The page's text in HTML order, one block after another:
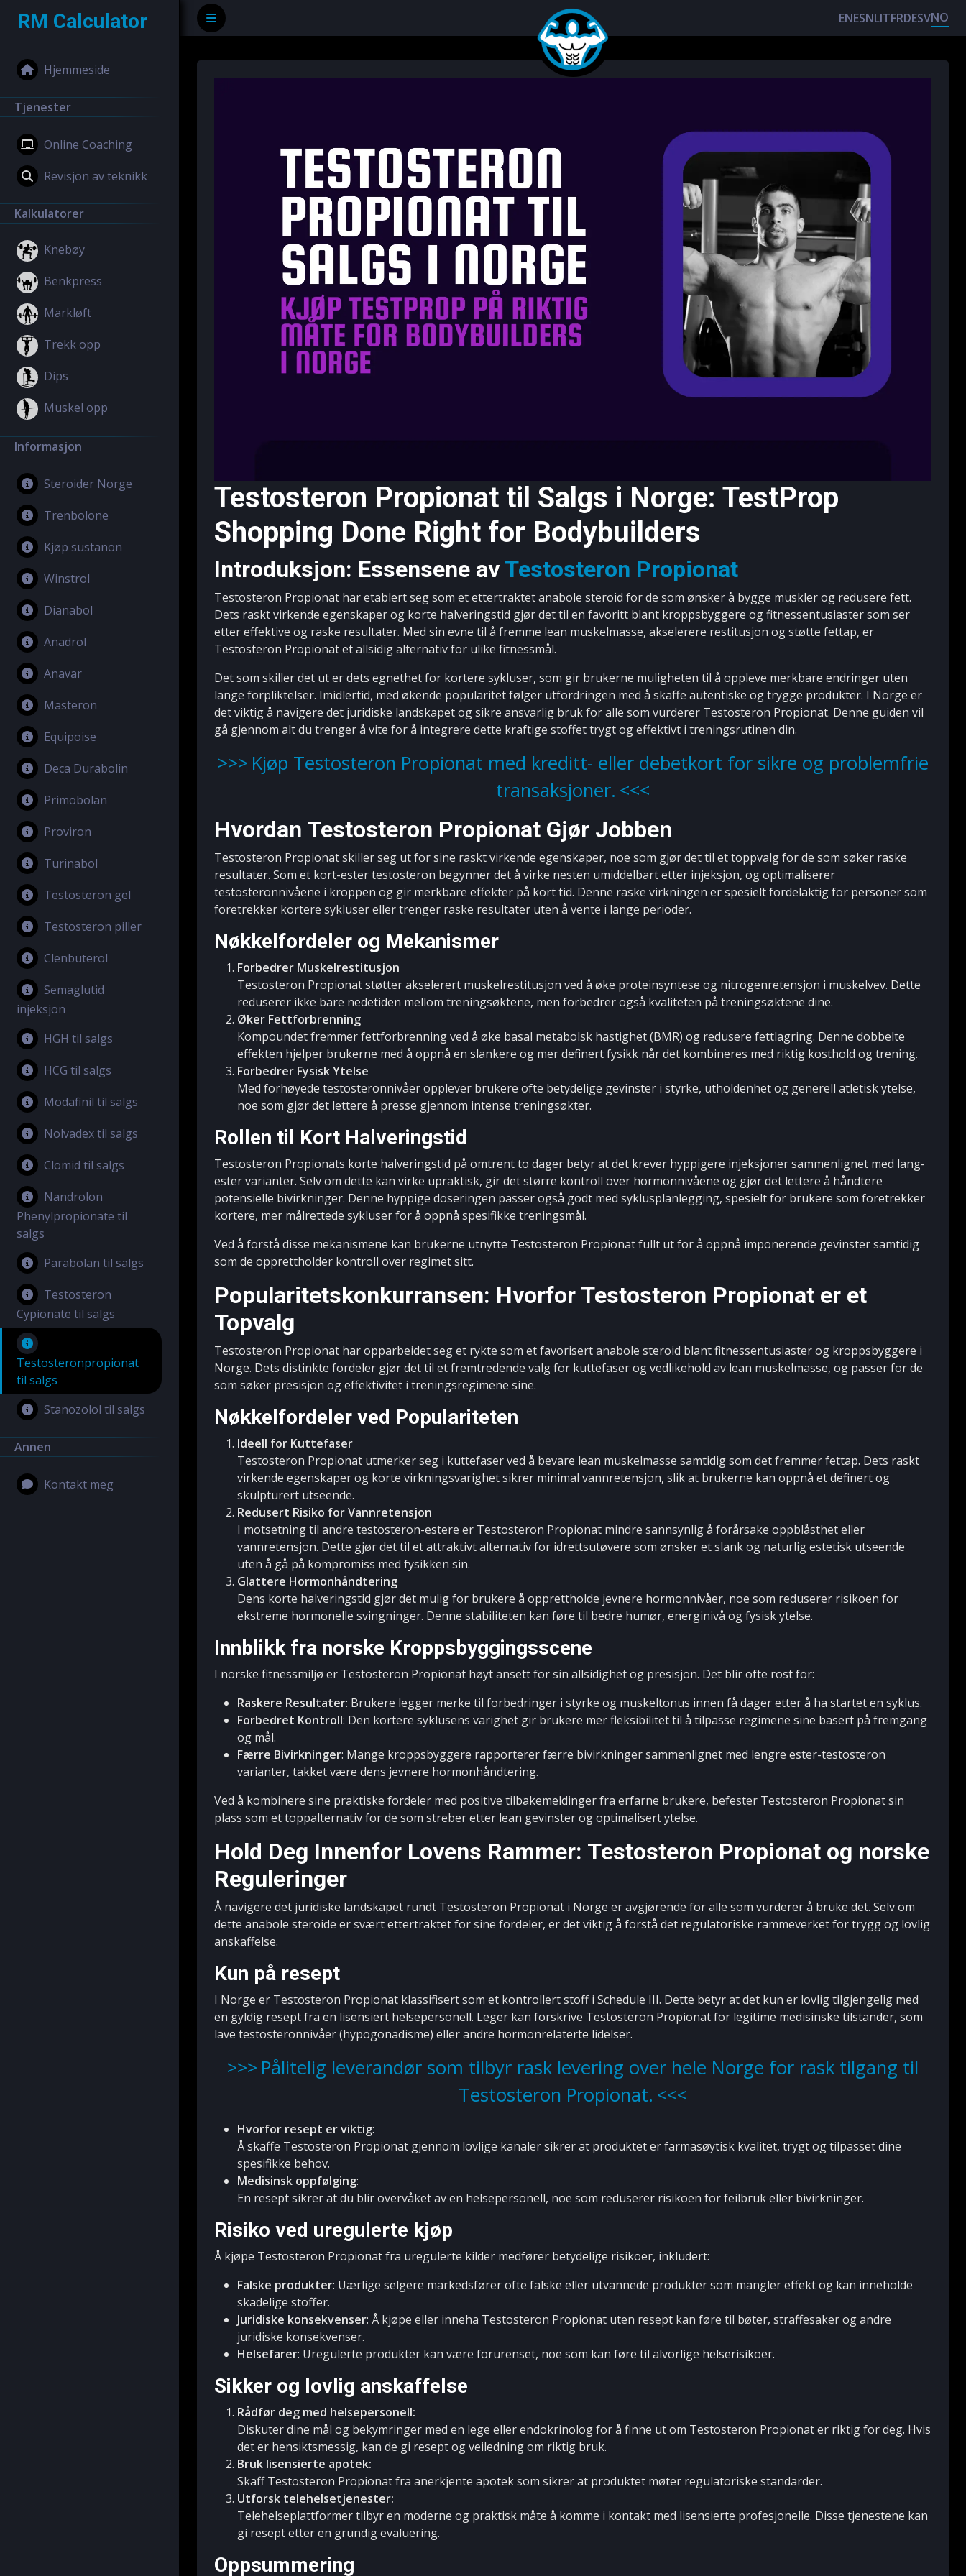
RM Calculator
Hjemmeside
Tjenester
Online Coaching
Revisjon av teknikk
Kalkulatorer
Knebøy
Benkpress
Markløft
Trekk opp
Dips
Muskel opp
Informasjon
Steroider Norge
Trenbolone
Kjøp sustanon
Winstrol
Dianabol
Anadrol
Anavar
Masteron
Equipoise
Deca Durabolin
Primobolan
Proviron
Turinabol
Testosteron gel
Testosteron piller
Clenbuterol
Semaglutid
injeksjon
HGH til salgs
HCG til salgs
Modafinil til salgs
Nolvadex til salgs
Clomid til salgs
Nandrolon
Phenylpropionate til
salgs
Parabolan til salgs
Testosteron
Cypionate til salgs
Testosteronpropionat
til salgs
Stanozolol til salgs
Annen
Kontakt meg
ENESNLITFRDESVNO
Testosteron Propionat til Salgs i Norge: TestProp
Shopping Done Right for Bodybuilders
Introduksjon: Essensene av Testosteron Propionat
Testosteron Propionat har etablert seg som et ettertraktet anabole steroid for de som ønsker å bygge muskler og redusere fett.
Dets raskt virkende egenskaper og korte halveringstid gjør det til en favoritt blant kroppsbyggere og fitnessentusiaster som ser
etter effektive og raske resultater. Med sin evne til å fremme lean muskelmasse, akselerere restitusjon og støtte fettap, er
Testosteron Propionat et allsidig alternativ for ulike fitnessmål.
Det som skiller det ut er dets egnethet for kortere sykluser, som gir brukerne muligheten til å oppleve merkbare endringer uten
lange forpliktelser. Imidlertid, med økende popularitet følger utfordringen med å skaffe autentiske og trygge produkter. I Norge er
det viktig å navigere det juridiske landskapet og sikre ansvarlig bruk for alle som vurderer Testosteron Propionat. Denne guiden vil
gå gjennom alt du trenger å vite for å integrere dette kraftige stoffet trygt og effektivt i treningsrutinen din.
Kjøp Testosteron Propionat med kreditt- eller debetkort for sikre og problemfrie
transaksjoner.
Hvordan Testosteron Propionat Gjør Jobben
Testosteron Propionat skiller seg ut for sine raskt virkende egenskaper, noe som gjør det til et toppvalg for de som søker raske
resultater. Som et kort-ester testosteron begynner det å virke nesten umiddelbart etter injeksjon, og optimaliserer
testosteronnivåene i kroppen og gir merkbare effekter på kort tid. Denne raske virkningen er spesielt fordelaktig for personer som
foretrekker kortere sykluser eller trenger raske resultater uten å vente i lange perioder.
Nøkkelfordeler og Mekanismer
Forbedrer Muskelrestitusjon
Testosteron Propionat støtter akselerert muskelrestitusjon ved å øke proteinsyntese og nitrogenretensjon i muskelvev. Dette
reduserer ikke bare nedetiden mellom treningsøktene, men forbedrer også kvaliteten på treningsøktene dine.
Øker Fettforbrenning
Kompoundet fremmer fettforbrenning ved å øke basal metabolsk hastighet (BMR) og redusere fettlagring. Denne dobbelte
effekten hjelper brukerne med å oppnå en slankere og mer definert fysikk når det kombineres med riktig kosthold og trening.
Forbedrer Fysisk Ytelse
Med forhøyede testosteronnivåer opplever brukere ofte betydelige gevinster i styrke, utholdenhet og generell atletisk ytelse,
noe som gjør det lettere å presse gjennom intense treningsøkter.
Rollen til Kort Halveringstid
Testosteron Propionats korte halveringstid på omtrent to dager betyr at det krever hyppigere injeksjoner sammenlignet med lang-
ester varianter. Selv om dette kan virke upraktisk, gir det større kontroll over hormonnivåene og gjør det lettere å håndtere
potensielle bivirkninger. Denne hyppige doseringen passer også godt med syklusplanlegging, spesielt for brukere som foretrekker
kortere, mer målrettede sykluser for å oppnå spesifikke treningsmål.
Ved å forstå disse mekanismene kan brukerne utnytte Testosteron Propionat fullt ut for å oppnå imponerende gevinster samtidig
som de opprettholder kontroll over regimet sitt.
Popularitetskonkurransen: Hvorfor Testosteron Propionat er et
Topvalg
Testosteron Propionat har opparbeidet seg et rykte som et favorisert anabole steroid blant fitnessentusiaster og kroppsbyggere i
Norge. Dets distinkte fordeler gjør det til et fremtredende valg for kuttefaser og vedlikehold av lean muskelmasse, og passer for de
som søker presisjon og effektivitet i treningsregimene sine.
Nøkkelfordeler ved Populariteten
Ideell for Kuttefaser
Testosteron Propionat utmerker seg i kuttefaser ved å bevare lean muskelmasse samtidig som det fremmer fettap. Dets raskt
virkende egenskaper og korte virkningsvarighet sikrer minimal vannretensjon, slik at brukerne kan oppnå et definert og
skulpturert utseende.
Redusert Risiko for Vannretensjon
I motsetning til andre testosteron-estere er Testosteron Propionat mindre sannsynlig å forårsake oppblåsthet eller
vannretensjon. Dette gjør det til et attraktivt alternativ for idrettsutøvere som ønsker et slank og naturlig estetisk utseende
uten å gå på kompromiss med fysikken sin.
Glattere Hormonhåndtering
Dens korte halveringstid gjør det mulig for brukere å opprettholde jevnere hormonnivåer, noe som reduserer risikoen for
ekstreme hormonelle svingninger. Denne stabiliteten kan føre til bedre humør, energinivå og fysisk ytelse.
Innblikk fra norske Kroppsbyggingsscene
I norske fitnessmiljø er Testosteron Propionat høyt ansett for sin allsidighet og presisjon. Det blir ofte rost for:
Raskere Resultater: Brukere legger merke til forbedringer i styrke og muskeltonus innen få dager etter å ha startet en syklus.
Forbedret Kontroll: Den kortere syklusens varighet gir brukere mer fleksibilitet til å tilpasse regimene sine basert på fremgang
og mål.
Færre Bivirkninger: Mange kroppsbyggere rapporterer færre bivirkninger sammenlignet med lengre ester-testosteron
varianter, takket være dens jevnere hormonhåndtering.
Ved å kombinere sine praktiske fordeler med positive tilbakemeldinger fra erfarne brukere, befester Testosteron Propionat sin
plass som et toppalternativ for de som streber etter lean gevinster og optimalisert ytelse.
Hold Deg Innenfor Lovens Rammer: Testosteron Propionat og norske
Reguleringer
Å navigere det juridiske landskapet rundt Testosteron Propionat i Norge er avgjørende for alle som vurderer å bruke det. Selv om
dette anabole steroide er svært ettertraktet for sine fordeler, er det viktig å forstå det regulatoriske rammeverket for trygg og lovlig
anskaffelse.
Kun på resept
I Norge er Testosteron Propionat klassifisert som et kontrollert stoff i Schedule III. Dette betyr at det kun er lovlig tilgjengelig med
en gyldig resept fra en lisensiert helsepersonell. Leger kan forskrive Testosteron Propionat for legitime medisinske tilstander, som
lave testosteronnivåer (hypogonadisme) eller andre hormonrelaterte lidelser.
Pålitelig leverandør som tilbyr rask levering over hele Norge for rask tilgang til
Testosteron Propionat.
Hvorfor resept er viktig:
Å skaffe Testosteron Propionat gjennom lovlige kanaler sikrer at produktet er farmasøytisk kvalitet, trygt og tilpasset dine
spesifikke behov.
Medisinsk oppfølging:
En resept sikrer at du blir overvåket av en helsepersonell, noe som reduserer risikoen for feilbruk eller bivirkninger.
Risiko ved uregulerte kjøp
Å kjøpe Testosteron Propionat fra uregulerte kilder medfører betydelige risikoer, inkludert:
Falske produkter: Uærlige selgere markedsfører ofte falske eller utvannede produkter som mangler effekt og kan inneholde
skadelige stoffer.
Juridiske konsekvenser: Å kjøpe eller inneha Testosteron Propionat uten resept kan føre til bøter, straffesaker og andre
juridiske konsekvenser.
Helsefarer: Uregulerte produkter kan være forurenset, noe som kan føre til alvorlige helserisikoer.
Sikker og lovlig anskaffelse
Rådfør deg med helsepersonell:
Diskuter dine mål og bekymringer med en lege eller endokrinolog for å finne ut om Testosteron Propionat er riktig for deg. Hvis
det er hensiktsmessig, kan de gi resept og veiledning om riktig bruk.
Bruk lisensierte apotek:
Skaff Testosteron Propionat fra anerkjente apotek som sikrer at produktet møter regulatoriske standarder.
Utforsk telehelsetjenester:
Telehelseplattformer tilbyr en moderne og praktisk måte å komme i kontakt med lisensierte profesjonelle. Disse tjenestene kan
gi resept etter en grundig evaluering.
Oppsummering